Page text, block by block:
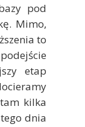
pod
Mimo,
to
etap
kilka
dnia